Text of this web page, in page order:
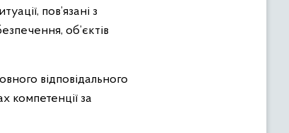
пов’язані з
об’єктів
відповідального
компетенції за